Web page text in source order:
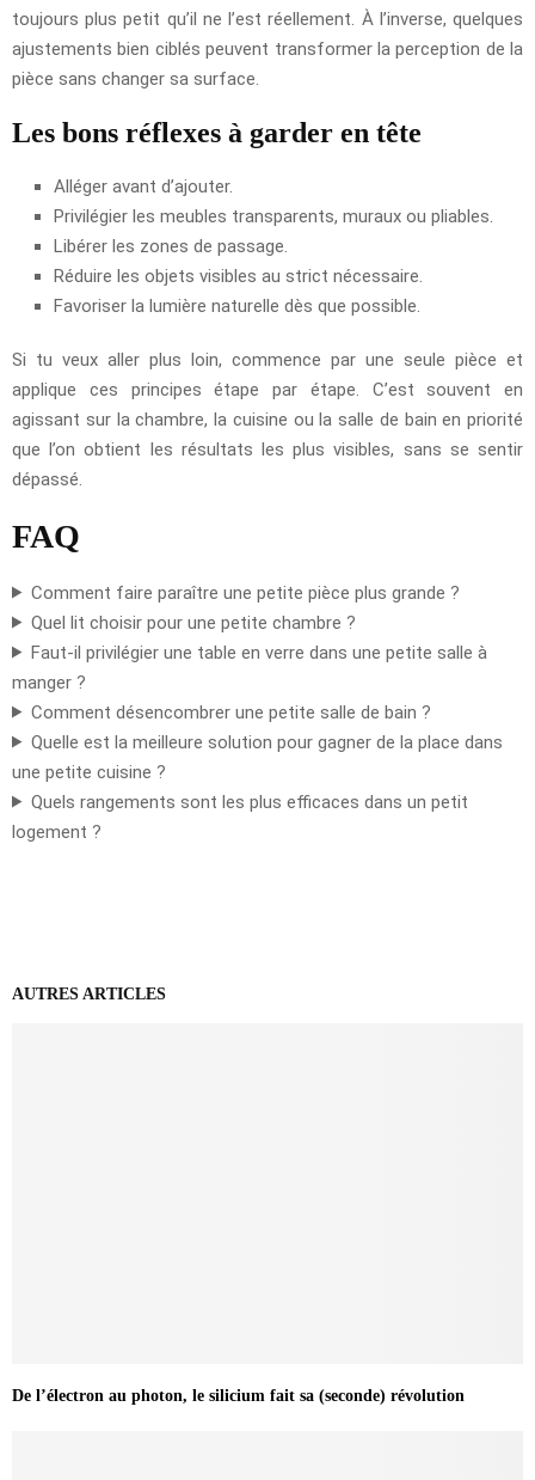
toujours plus petit qu’il ne l’est réellement. À l’inverse, quelques
ajustements bien ciblés peuvent transformer la perception de la
pièce sans changer sa surface.
Les bons réflexes à garder en tête
Alléger avant d’ajouter.
Privilégier les meubles transparents, muraux ou pliables.
Libérer les zones de passage.
Réduire les objets visibles au strict nécessaire.
Favoriser la lumière naturelle dès que possible.
Si tu veux aller plus loin, commence par une seule pièce et
applique ces principes étape par étape. C’est souvent en
agissant sur la chambre, la cuisine ou la salle de bain en priorité
que l’on obtient les résultats les plus visibles, sans se sentir
dépassé.
FAQ
Comment faire paraître une petite pièce plus grande ?
Quel lit choisir pour une petite chambre ?
Faut-il privilégier une table en verre dans une petite salle à
manger ?
Comment désencombrer une petite salle de bain ?
Quelle est la meilleure solution pour gagner de la place dans
une petite cuisine ?
Quels rangements sont les plus efficaces dans un petit
logement ?
AUTRES ARTICLES
De l’électron au photon, le silicium fait sa (seconde) révolution